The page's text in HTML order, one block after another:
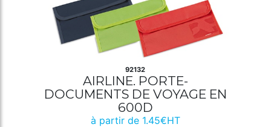
92132
AIRLINE. PORTE-
DOCUMENTS DE VOYAGE EN
600D
à partir de 1.45€HT